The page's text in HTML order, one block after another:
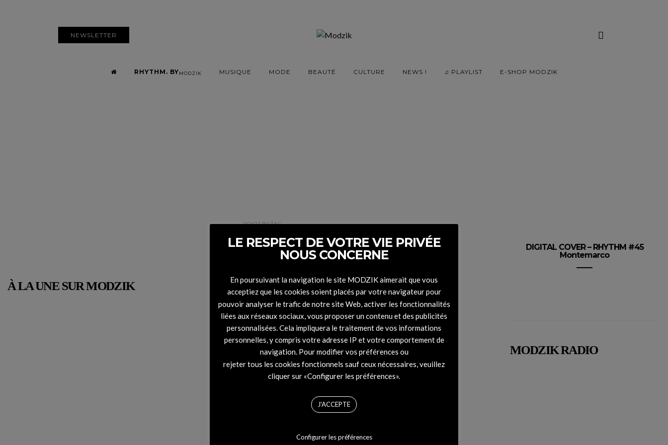
NEWSLETTER
RHYTHM. BYMODZIK MUSIQUE MODE BEAUTÉ CULTURE NEWS ! ♫ PLAYLIST E-SHOP MODZIK
POSTSBYTAG
Krampf
À LA UNE SUR MODZIK
DIGITAL COVER – RHYTHM #45
Montemarco
MODZIK RADIO
LE RESPECT DE VOTRE VIE PRIVÉE
NOUS CONCERNE
En poursuivant la navigation le site MODZIK aimerait que vous
acceptiez que les cookies soient placés par votre navigateur pour
pouvoir analyser le trafic de notre site Web, activer les fonctionnalités
liées aux réseaux sociaux, vous proposer un contenu et des publicités
personnalisées. Cela impliquera le traitement de vos informations
personnelles, y compris votre adresse IP et votre comportement de
navigation. Pour modifier vos préférences ou
rejeter tous les cookies fonctionnels sauf ceux nécessaires, veuillez
cliquer sur «Configurer les préférences».
J'ACCEPTE
Configurer les préférences